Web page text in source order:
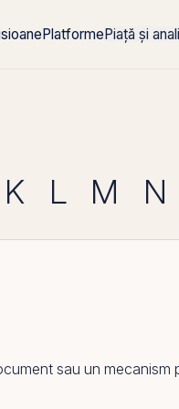
PlatformePiață și
K L M N
sau un